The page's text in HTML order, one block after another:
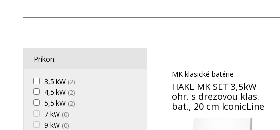
Príkon:
3,5 kW (2)
4,5 kW (2)
5,5 kW (2)
7 kW (0)
9 kW (0)
MK klasické batérie
HAKL MK SET 3,5kW
ohr. s drezovou klas.
bat., 20 cm IconicLine